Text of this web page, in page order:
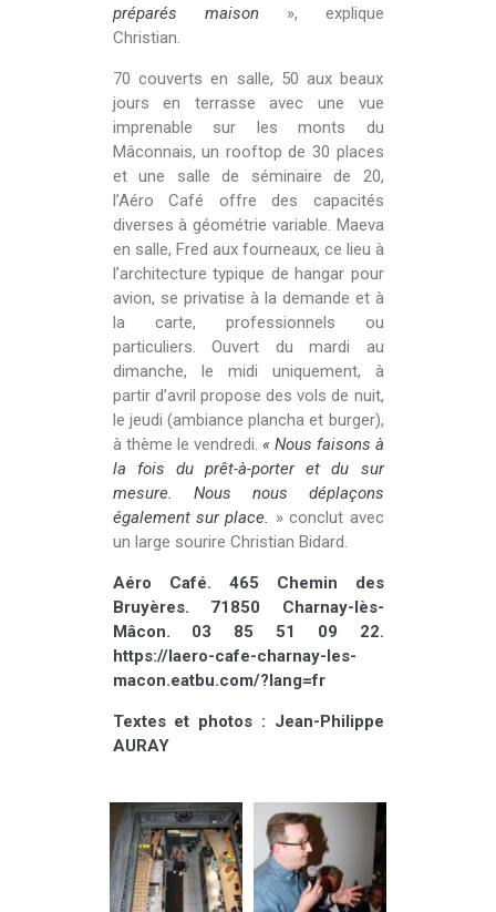
préparés maison», explique
Christian.
70 couverts en salle, 50 aux beaux
jours en terrasse avec une vue
imprenable sur les monts du
Mâconnais, un rooftop de 30 places
et une salle de séminaire de 20,
l’Aéro Café offre des capacités
diverses à géométrie variable. Maeva
en salle, Fred aux fourneaux, ce lieu à
l’architecture typique de hangar pour
avion, se privatise à la demande et à
la carte, professionnels ou
particuliers. Ouvert du mardi au
dimanche, le midi uniquement, à
partir d’avril propose des vols de nuit,
le jeudi (ambiance plancha et burger),
à thème le vendredi. « Nous faisons à
la fois du prêt-à-porter et du sur
mesure. Nous nous déplaçons
également sur place. » conclut avec
un large sourire Christian Bidard.
Aéro Café. 465 Chemin des
Bruyères. 71850 Charnay-lès-
Mâcon. 03 85 51 09 22.
https://laero-cafe-charnay-les-
macon.eatbu.com/?lang=fr
Textes et photos : Jean-Philippe
AURAY